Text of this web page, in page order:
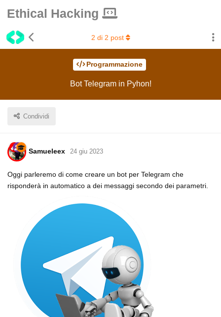
Ethical Hacking
Programmazione
Bot Telegram in Pyhon!
Condividi
2 di 2 post
Samueleex 24 giu 2023
Oggi parleremo di come creare un bot per Telegram che
risponderà in automatico a dei messaggi secondo dei parametri.